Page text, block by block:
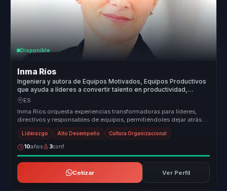
Disponible
Inma Ríos
Ingeniera y autora de Equipos Motivados, Equipos Productivos
que ayuda a líderes a convertir talento en productividad,
cohesión y alto rendimiento.
ES
Inma Ríos orquesta experiencias transformadoras para líderes,
directivos y responsables de equipos, permitiéndoles dejar atrás la
desalin...
Liderazgo Alto Desempeño Cultura Organizacional
10años 3conf.
Cotizar Ver Perfil